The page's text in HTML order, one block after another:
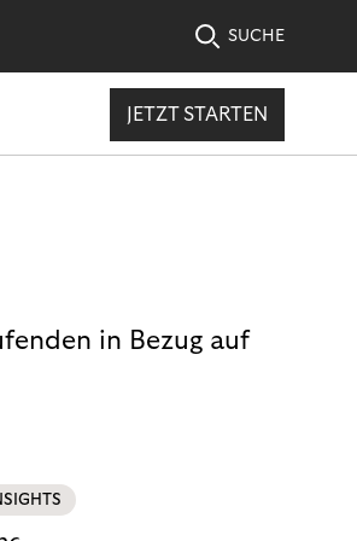
SUCHE
JETZT STARTEN
in Bezug auf